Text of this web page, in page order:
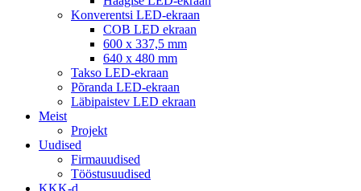
Konverentsi LED-ekraan
COB LED ekraan
600 x 337,5 mm
640 x 480 mm
Takso LED-ekraan
Põranda LED-ekraan
Läbipaistev LED ekraan
Meist
Projekt
Uudised
Firmauudised
Tööstusuudised
KKK-d